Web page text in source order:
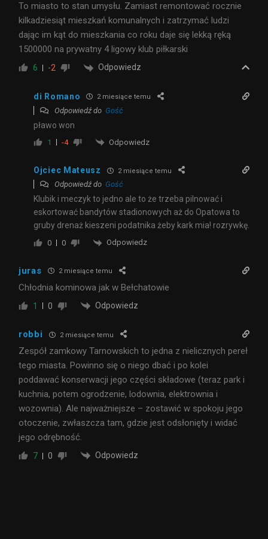
To miasto to stan umysłu. Zamiast remontować rocznie
kilkadziesiąt mieszkań komunalnych i zatrzymać ludzi
dając im kąt do mieszkania co roku daje się lekką ręką
1500000 na prywatny 4 ligowy klub piłkarski
6 -2 Odpowiedz
di Romano 2 miesiące temu
Odpowiedź do Gość
pławo won
1 -4 Odpowiedz
Ojciec Mateusz 2 miesiące temu
Odpowiedź do Gość
Klubik i meczyk to jedno ale to że trzeba pilnować i
eskortować bandytów stadionowych aż do Opatowa to
gruby drenaż kieszeni podatnika żeby kark mia! rozrywkę.
0 0 Odpowiedz
juras 2 miesiące temu
Chłodnia kominowa jak w Bełchatowie
1 0 Odpowiedz
robbi 2 miesiące temu
Zespół zamkowy Tarnowskich to jedna z nielicznych pereł
tego miasta. Powinno się o niego dbać i po kolei
poddawać konserwacji jego części składowe (teraz park i
kuchnia, potem ogrodzenie, lodownia, elektrownia i
wozownia). Ale najważniejsze – zostawić w spokoju jego
otoczenie, zwłaszcza tam, gdzie jest odsłonięty i widać
jego odrębność.
7 0 Odpowiedz